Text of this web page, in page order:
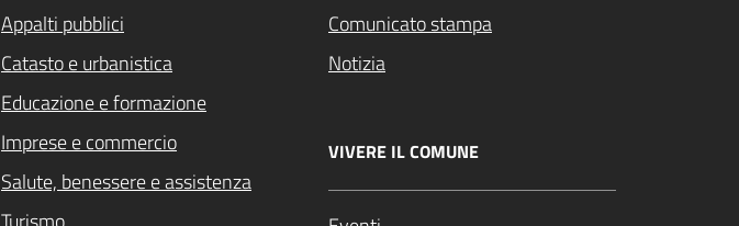
Appalti pubblici
Catasto e urbanistica
Educazione e formazione
Imprese e commercio
Salute, benessere e assistenza
Comunicato stampa
Notizia
VIVERE IL COMUNE